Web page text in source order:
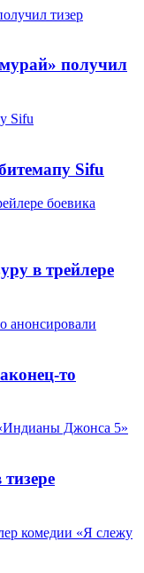
тизер
получил
Sifu
Sifu
боевика
в трейлере
анонсировали
то
Джонса 5»
комедии «Я слежу